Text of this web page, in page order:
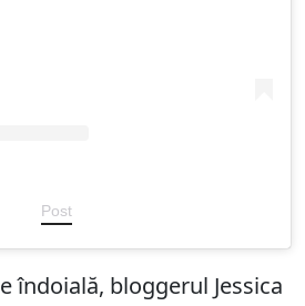
Post
îndoială, bloggerul Jessica